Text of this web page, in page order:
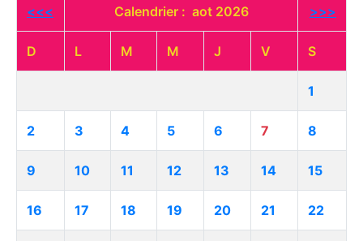
<<< Calendrier : aot 2026 >>>
D L M M J V S
1
2 3 4 5 6 7 8
9 10 11 12 13 14 15
16 17 18 19 20 21 22